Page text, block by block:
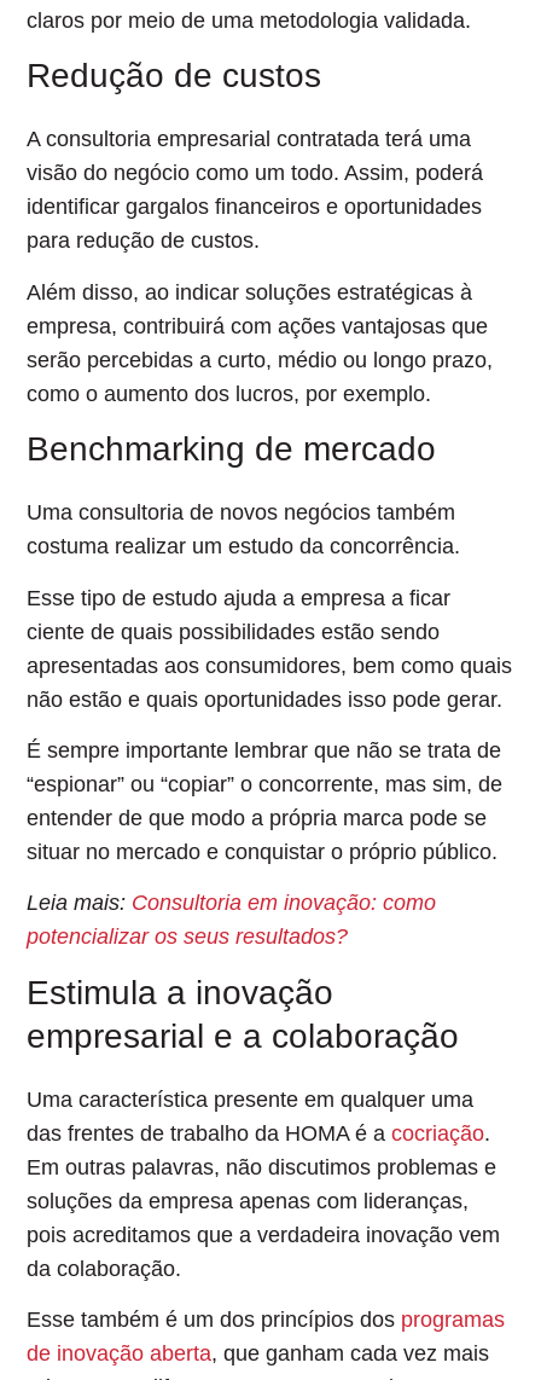
claros por meio de uma metodologia validada.
Redução de custos
A consultoria empresarial contratada terá uma
visão do negócio como um todo. Assim, poderá
identificar gargalos financeiros e oportunidades
para redução de custos.
Além disso, ao indicar soluções estratégicas à
empresa, contribuirá com ações vantajosas que
serão percebidas a curto, médio ou longo prazo,
como o aumento dos lucros, por exemplo.
Benchmarking de mercado
Uma consultoria de novos negócios também
costuma realizar um estudo da concorrência.
Esse tipo de estudoajuda a empresa a ficar
ciente de quais possibilidades estão sendo
apresentadas aos consumidores, bem como quais
não estão e quais oportunidades isso pode gerar.
É sempre importante lembrar que não se trata de
“espionar” ou “copiar” o concorrente, mas sim, de
entender de que modo a própria marca pode se
situar no mercado e conquistar o próprio público.
Leia mais: Consultoria em inovação: como
potencializar os seus resultados?
Estimula a inovação
empresarial e a colaboração
Uma característica presente em qualquer uma
das frentes de trabalho da HOMA é acocriação.
Em outras palavras, não discutimos problemas e
soluções da empresa apenas com lideranças,
poisacreditamos que a verdadeira inovação vem
da colaboração.
Esse também é um dos princípios dos programas
de inovação aberta, que ganham cada vez mais